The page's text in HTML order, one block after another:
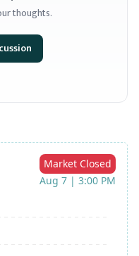
thoughts.